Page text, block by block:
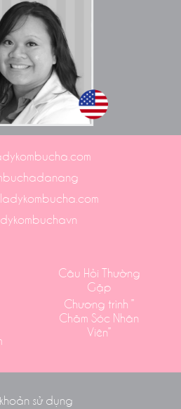
Câu Hỏi Thường
Gặp
Chương trình ”
Chăm Sóc Nhân
Viên”
sử dụng